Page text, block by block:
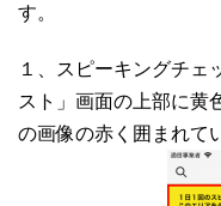
す。
１、スピーキングチェ
スト」画面の上部に黄
の画像の赤く囲まれて